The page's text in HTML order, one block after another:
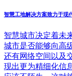
智慧工地解决方案致力于现
智慧城市决定着未
城市是否能够向高
还有网络空间以及
现出更为精细化信